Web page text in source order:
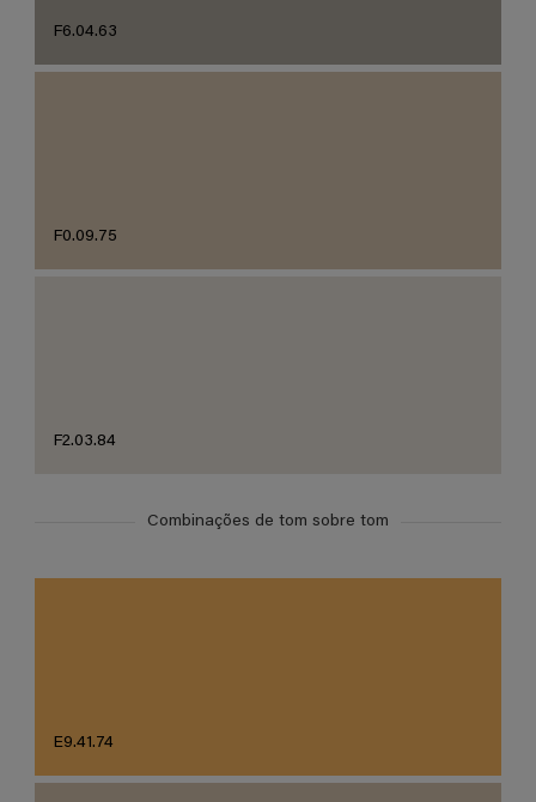
F6.04.63
F0.09.75
F2.03.84
Combinações de tom sobre tom
E9.41.74